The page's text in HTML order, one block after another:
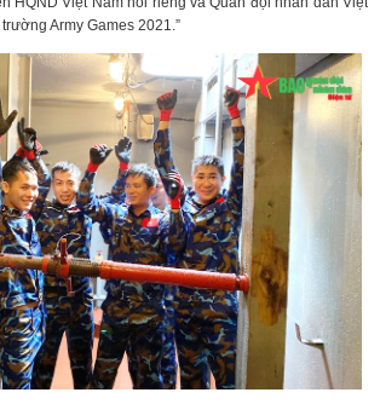
Army Games 2021.”